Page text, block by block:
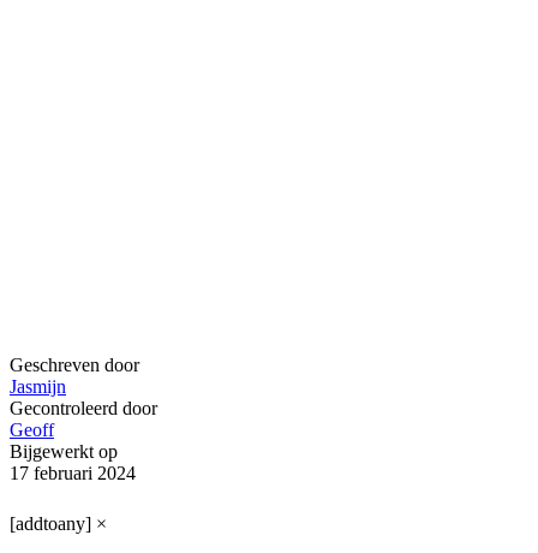
Geschreven door
Jasmijn
Gecontroleerd door
Geoff
Bijgewerkt op
17 februari 2024
[addtoany] ×